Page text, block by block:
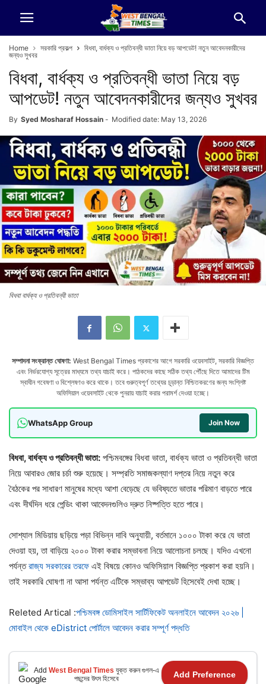
Home সরকারি প্রকল্প
বিধবা, বার্ধক্য ও প্রতিবন্ধী ভাতা নিয়ে বড় আপডেট! নতুন আবেদনকারীদের
জন্যও সুখবর
বিধবা, বার্ধক্য ও প্রতিবন্ধী ভাতা নিয়ে বড়
আপডেট! নতুন আবেদনকারীদের জন্যও সুখবর
By Syed Mosharaf Hossain - Modified date: May 13, 2026
বিধবা বার্ধক্য ও প্রতিবন্ধী ভাতা
সম্পাদনা সংক্রান্ত ঘোষণা: West Bengal Times প্রকাশের আগে সরকারি ওয়েবসাইট, সরকারি বিজ্ঞপ্তি
এবং নির্ভরযোগ্য সূত্রের মাধ্যমে তথ্য যাচাই করে। পাঠকদের কাছে সঠিক তথ্য পৌঁছে দিতে আমাদের টিম
স্বাধীন গবেষণা ও বিশ্লেষণও করে থাকে। তবে গুরুত্বপূর্ণ তথ্যের চূড়ান্ত নিশ্চিতকরণের জন্য সংশ্লিষ্ট
অফিসিয়াল ওয়েবসাইট থেকে পুনরায় যাচাই করার পরামর্শ দেওয়া হচ্ছে।
WhatsApp Group Join Now
বিধবা, বার্ধক্য ও প্রতিবন্ধী ভাতা: পশ্চিমবঙ্গের বিধবা ভাতা, বার্ধক্য ভাতা ও প্রতিবন্ধী ভাতা
নিয়ে আবারও জোর চর্চা শুরু হয়েছে। সম্প্রতি সমাজকল্যাণ দপ্তর নিয়ে নতুন করে
বৈঠকের পর সাধারণ মানুষের মধ্যে আশা বেড়েছে যে ভবিষ্যতে ভাতার পরিমাণ বাড়তে পারে
এবং দীর্ঘদিন ধরে পেন্ডিং থাকা আবেদনগুলিও দ্রুত নিষ্পত্তি হতে পারে।
সোশ্যাল মিডিয়ায় ছড়িয়ে পড়া বিভিন্ন দাবি অনুযায়ী, বর্তমানে ১০০০ টাকা করে যে ভাতা
দেওয়া হয়, তা বাড়িয়ে ২০০০ টাকা করার সম্ভাবনা নিয়ে আলোচনা চলছে। যদিও এখনো
পর্যন্তরাজ্য সরকারের তরফে এই বিষয়ে কোনও অফিসিয়াল বিজ্ঞপ্তি প্রকাশ করা হয়নি।
তাই সরকারি ঘোষণা না আসা পর্যন্ত এটিকে সম্ভাব্য আপডেট হিসেবেই দেখা হচ্ছে।
Releted Artical :পশ্চিমবঙ্গ ডোমিসাইল সার্টিফিকেট অনলাইনে আবেদন ২০২৬ |
মোবাইল থেকে eDistrict পোর্টালে আবেদন করার সম্পূর্ণ পদ্ধতি
Add West Bengal Times যুক্ত করুন গুগল-এ
পছন্দের উৎস হিসেবে
Add Preference